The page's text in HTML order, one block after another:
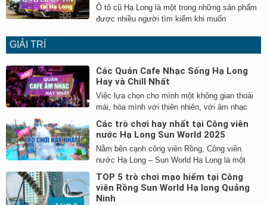
Ô tô cũ Hạ Long là một trong những sản phẩm
được nhiều người tìm kiếm khi muốn
GIẢI TRÍ
Các Quán Cafe Nhạc Sống Hạ Long
Hay và Chill Nhất
Việc lựa chọn cho mình một không gian thoải
mái, hòa mình với thiên nhiên, với âm nhạc
Các trò chơi hay nhất tại Công viên
nước Hạ Long Sun World 2025
Nằm bên cạnh công viên Rồng, Công viên
nước Hạ Long – Sun World Hạ Long là một
TOP 5 trò chơi mạo hiểm tại Công
viên Rồng Sun World Hạ long Quảng
Ninh